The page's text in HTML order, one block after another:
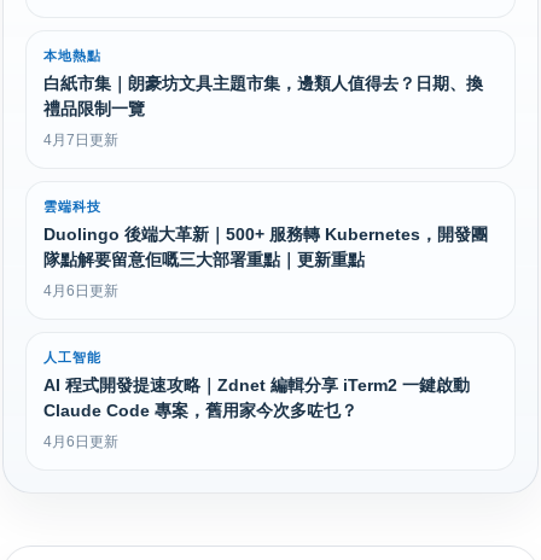
本地熱點
白紙市集｜朗豪坊文具主題市集，邊類人值得去？日期、換
禮品限制一覽
4月7日更新
雲端科技
Duolingo 後端大革新｜500+ 服務轉 Kubernetes，開發團
隊點解要留意佢嘅三大部署重點｜更新重點
4月6日更新
人工智能
AI 程式開發提速攻略｜Zdnet 編輯分享 iTerm2 一鍵啟動
Claude Code 專案，舊用家今次多咗乜？
4月6日更新